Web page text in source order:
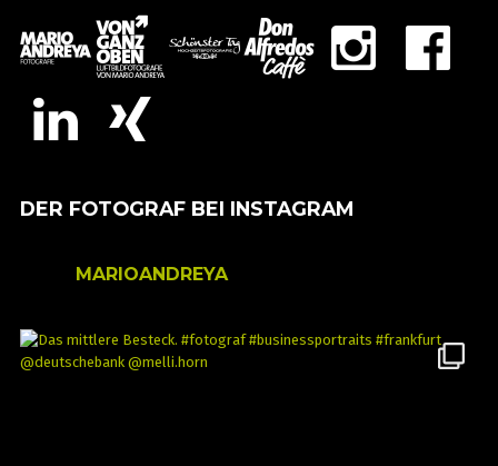
DER FOTOGRAF BEI INSTAGRAM
MARIOANDREYA